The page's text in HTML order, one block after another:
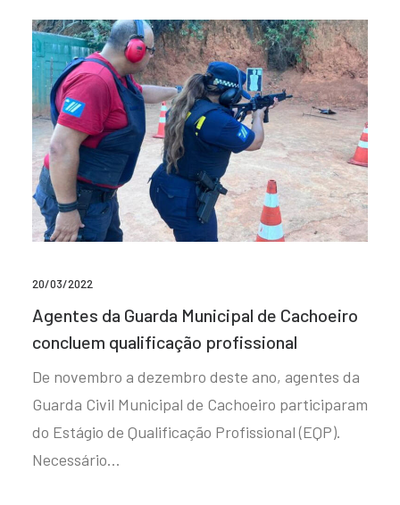
20/03/2022
Agentes da Guarda Municipal de Cachoeiro
concluem qualificação profissional
De novembro a dezembro deste ano, agentes da
Guarda Civil Municipal de Cachoeiro participaram
do Estágio de Qualificação Profissional (EQP).
Necessário…